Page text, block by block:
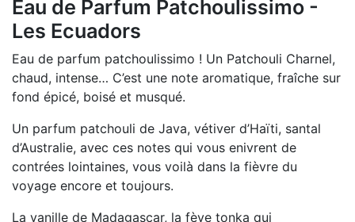
Eau de Parfum Patchoulissimo -
Les Ecuadors
Eau de parfum patchoulissimo ! Un Patchouli Charnel,
chaud, intense… C’est une note aromatique, fraîche sur
fond épicé, boisé et musqué.
Un parfum patchouli de Java, vétiver d’Haïti, santal
d’Australie, avec ces notes qui vous enivrent de
contrées lointaines, vous voilà dans la fièvre du
voyage encore et toujours.
La vanille de Madagascar, la fève tonka qui